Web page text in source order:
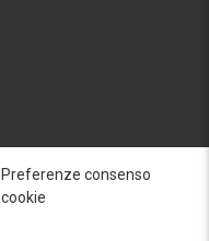
Preferenze consenso
cookie